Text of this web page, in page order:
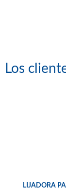
Los
LIJADORA